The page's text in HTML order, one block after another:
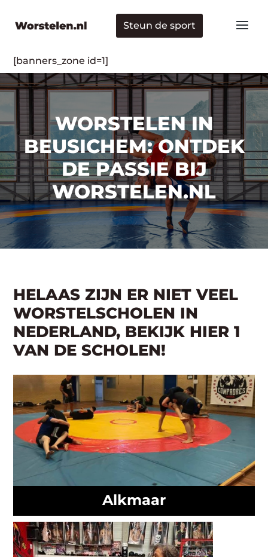
Steun de sport
[banners_zone id=1]
WORSTELEN IN
BEUSICHEM: ONTDEK
DE PASSIE BIJ
WORSTELEN.NL
HELAAS ZIJN ER NIET VEEL
WORSTELSCHOLEN IN
NEDERLAND, BEKIJK HIER 1
VAN DE SCHOLEN!
Alkmaar